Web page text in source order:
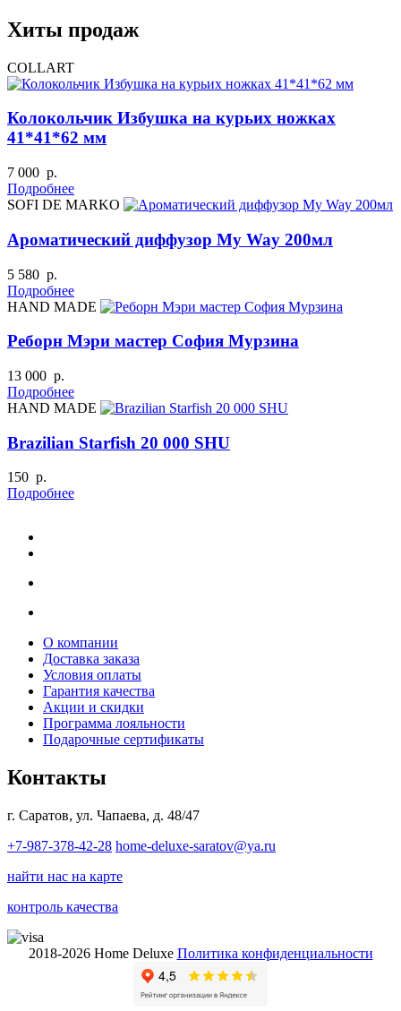
Хиты продаж
COLLART
Колокольчик Избушка на курьих ножках
41*41*62 мм
7 000 р.
Подробнее
SOFI DE MARKO
Ароматический диффузор My Way 200мл
5 580 р.
Подробнее
HAND MADE
Реборн Мэри мастер София Мурзина
13 000 р.
Подробнее
HAND MADE
Brazilian Starfish 20 000 SHU
150 р.
Подробнее
О компании
Доставка заказа
Условия оплаты
Гарантия качества
Акции и скидки
Программа лояльности
Подарочные сертификаты
Контакты
г. Саратов, ул. Чапаева, д. 48/47
+7-987-378-42-28 home-deluxe-saratov@ya.ru
найти нас на карте
контроль качества
2018-2026 Home Deluxe Политика конфиденциальности